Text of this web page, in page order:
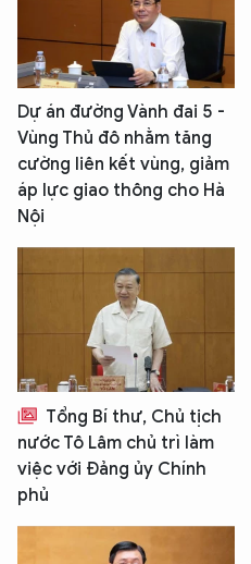
Dự án đường Vành đai 5 -
Vùng Thủ đô nhằm tăng
cường liên kết vùng, giảm
áp lực giao thông cho Hà
Nội
Tổng Bí thư, Chủ tịch
nước Tô Lâm chủ trì làm
việc với Đảng ủy Chính
phủ